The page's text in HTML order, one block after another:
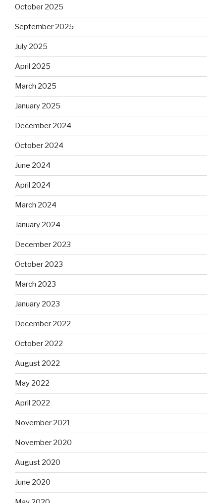
October 2025
September 2025
July 2025
April 2025
March 2025
January 2025
December 2024
October 2024
June 2024
April 2024
March 2024
January 2024
December 2023
October 2023
March 2023
January 2023
December 2022
October 2022
August 2022
May 2022
April 2022
November 2021
November 2020
August 2020
June 2020